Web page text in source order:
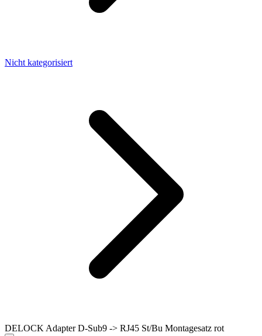
Nicht kategorisiert
DELOCK Adapter D-Sub9 -> RJ45 St/Bu Montagesatz rot